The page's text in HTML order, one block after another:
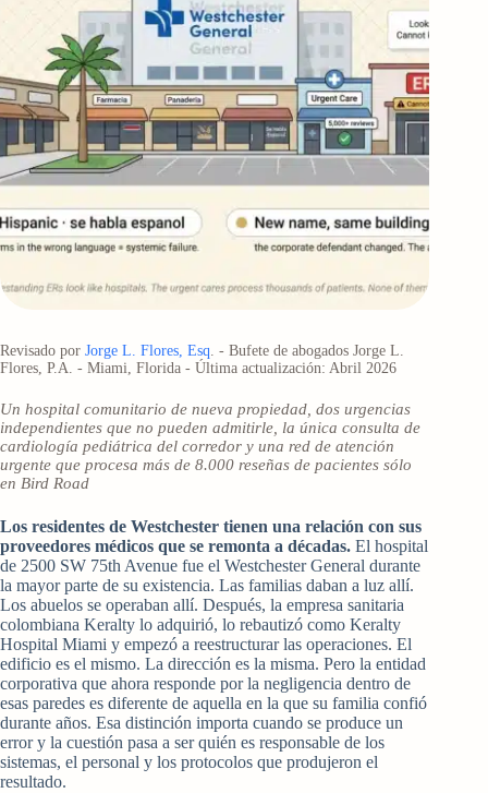
Revisado por Jorge L. Flores, Esq. - Bufete de abogados Jorge L.
Flores, P.A. - Miami, Florida - Última actualización: Abril 2026
Un hospital comunitario de nueva propiedad, dos urgencias
independientes que no pueden admitirle, la única consulta de
cardiología pediátrica del corredor y una red de atención
urgente que procesa más de 8.000 reseñas de pacientes sólo
en Bird Road
Los residentes de Westchester tienen una relación con sus
proveedores médicos que se remonta a décadas. El hospital
de 2500 SW 75th Avenue fue el Westchester General durante
la mayor parte de su existencia. Las familias daban a luz allí.
Los abuelos se operaban allí. Después, la empresa sanitaria
colombiana Keralty lo adquirió, lo rebautizó como Keralty
Hospital Miami y empezó a reestructurar las operaciones. El
edificio es el mismo. La dirección es la misma. Pero la entidad
corporativa que ahora responde por la negligencia dentro de
esas paredes es diferente de aquella en la que su familia confió
durante años. Esa distinción importa cuando se produce un
error y la cuestión pasa a ser quién es responsable de los
sistemas, el personal y los protocolos que produjeron el
resultado.